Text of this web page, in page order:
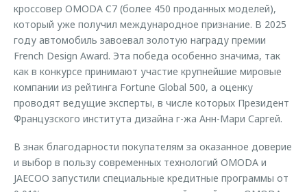
кроссовер OMODA C7 (более 450 проданных моделей),
который уже получил международное признание. В 2025
году автомобиль завоевал золотую награду премии
French Design Award. Эта победа особенно значима, так
как в конкурсе принимают участие крупнейшие мировые
компании из рейтинга Fortune Global 500, а оценку
проводят ведущие эксперты, в числе которых Президент
Французского института дизайна г-жа Анн-Мари Саргей.
В знак благодарности покупателям за оказанное доверие
и выбор в пользу современных технологий OMODA и
JAECOO запустили специальные кредитные программы от